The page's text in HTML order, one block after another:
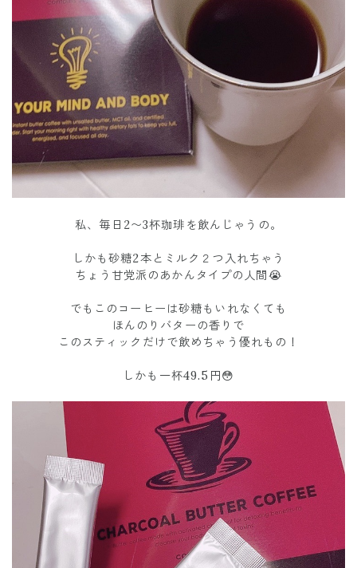
私、毎日2〜3杯珈琲を飲んじゃうの。
しかも砂糖2本とミルク２つ入れちゃう
ちょう甘党派のあかんタイプの人間😭
でもこのコーヒーは砂糖もいれなくても
ほんのりバターの香りで
このスティックだけで飲めちゃう優れもの！
しかも一杯49.5円😳